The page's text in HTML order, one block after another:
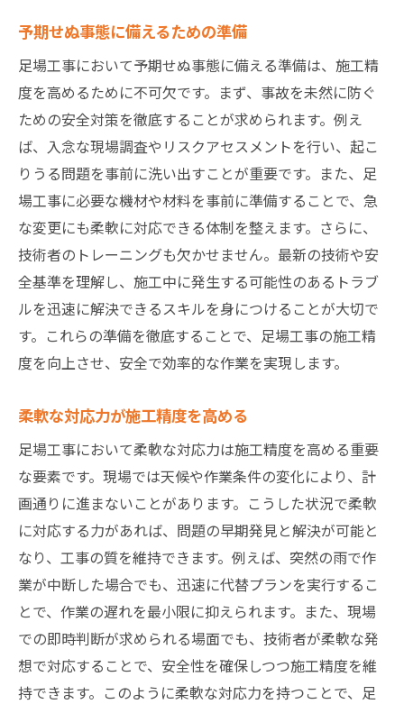
予期せぬ事態に備えるための準備
足場工事において予期せぬ事態に備える準備は、施工精
度を高めるために不可欠です。まず、事故を未然に防ぐ
ための安全対策を徹底することが求められます。例え
ば、入念な現場調査やリスクアセスメントを行い、起こ
りうる問題を事前に洗い出すことが重要です。また、足
場工事に必要な機材や材料を事前に準備することで、急
な変更にも柔軟に対応できる体制を整えます。さらに、
技術者のトレーニングも欠かせません。最新の技術や安
全基準を理解し、施工中に発生する可能性のあるトラブ
ルを迅速に解決できるスキルを身につけることが大切で
す。これらの準備を徹底することで、足場工事の施工精
度を向上させ、安全で効率的な作業を実現します。
柔軟な対応力が施工精度を高める
足場工事において柔軟な対応力は施工精度を高める重要
な要素です。現場では天候や作業条件の変化により、計
画通りに進まないことがあります。こうした状況で柔軟
に対応する力があれば、問題の早期発見と解決が可能と
なり、工事の質を維持できます。例えば、突然の雨で作
業が中断した場合でも、迅速に代替プランを実行するこ
とで、作業の遅れを最小限に抑えられます。また、現場
での即時判断が求められる場面でも、技術者が柔軟な発
想で対応することで、安全性を確保しつつ施工精度を維
持できます。このように柔軟な対応力を持つことで、足